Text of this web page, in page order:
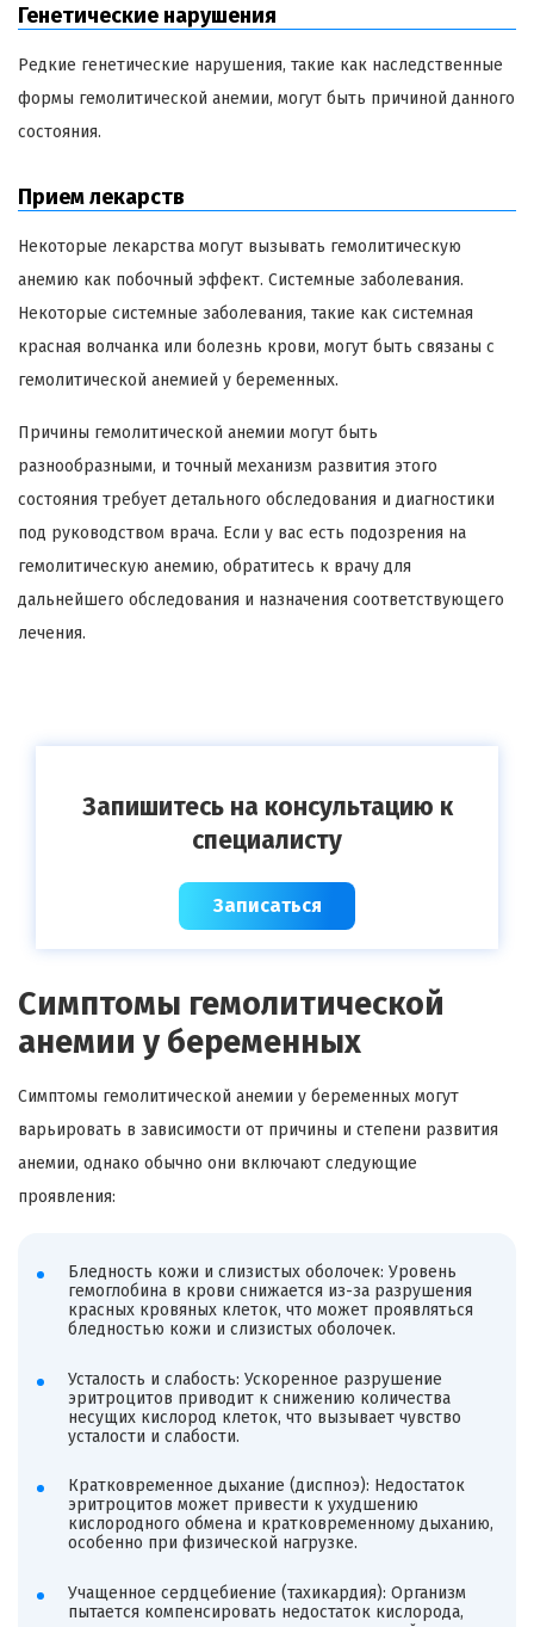
Генетические нарушения
Редкие генетические нарушения, такие как наследственные
формы гемолитической анемии, могут быть причиной данного
состояния.
Прием лекарств
Некоторые лекарства могут вызывать гемолитическую
анемию как побочный эффект. Системные заболевания.
Некоторые системные заболевания, такие как системная
красная волчанка или болезнь крови, могут быть связаны с
гемолитической анемией у беременных.
Причины гемолитической анемии могут быть
разнообразными, и точный механизм развития этого
состояния требует детального обследования и диагностики
под руководством врача. Если у вас есть подозрения на
гемолитическую анемию, обратитесь к врачу для
дальнейшего обследования и назначения соответствующего
лечения.
Запишитесь на консультацию к
специалисту
Записаться
Симптомы гемолитической
анемии у беременных
Симптомы гемолитической анемии у беременных могут
варьировать в зависимости от причины и степени развития
анемии, однако обычно они включают следующие
проявления:
Бледность кожи и слизистых оболочек: Уровень
гемоглобина в крови снижается из-за разрушения
красных кровяных клеток, что может проявляться
бледностью кожи и слизистых оболочек.
Усталость и слабость: Ускоренное разрушение
эритроцитов приводит к снижению количества
несущих кислород клеток, что вызывает чувство
усталости и слабости.
Кратковременное дыхание (диспноэ): Недостаток
эритроцитов может привести к ухудшению
кислородного обмена и кратковременному дыханию,
особенно при физической нагрузке.
Учащенное сердцебиение (тахикардия): Организм
пытается компенсировать недостаток кислорода,